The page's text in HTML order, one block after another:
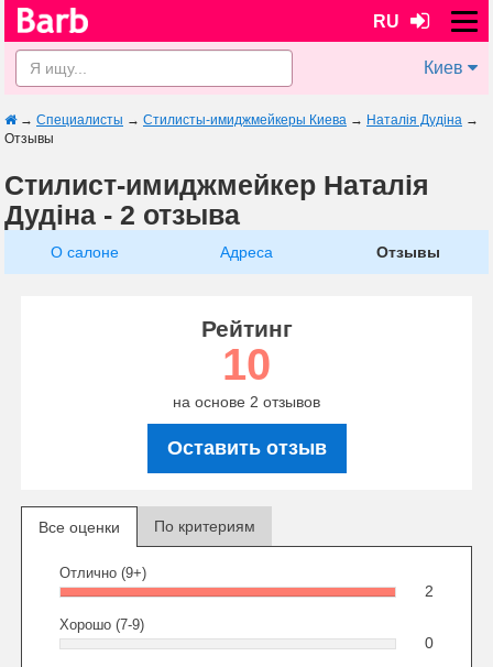
RU
Киев
→ Специалисты → Стилисты-имиджмейкеры Киева → Наталія Дудіна →
Отзывы
Стилист-имиджмейкер Наталія
Дудіна - 2 отзыва
О салоне Адреса Отзывы
Рейтинг
10
на основе 2 отзывов
Оставить отзыв
Все оценки По критериям
Отлично (9+)
2
Хорошо (7-9)
0